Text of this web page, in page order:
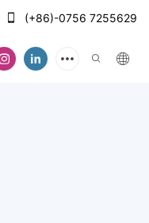
(+86)-0756 7255629